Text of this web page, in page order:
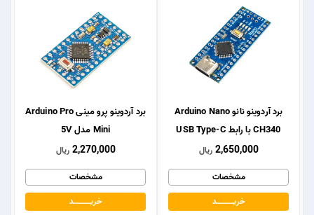
برد آردوینو نانو Arduino Nano
CH340 با رابط USB Type-C
2,650,000 ریال
مشخصات
خریــــــــــــد
برد آردوینو پرو مینی Arduino Pro
Mini مدل 5V
2,270,000 ریال
مشخصات
خریــــــــــــد